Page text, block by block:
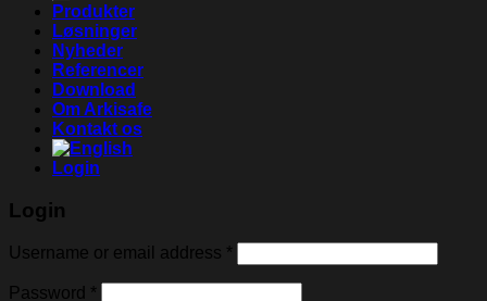
Produkter
Løsninger
Nyheder
Referencer
Download
Om Arkisafe
Kontakt os
Login
Login
Username or email address *
Password *